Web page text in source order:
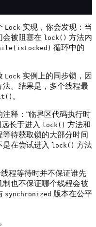
Lock 实现，你会发现：当
会被阻塞在 lock() 方法内
循环中的
Lock 实例上的同步锁，因
法。结果是，多个线程最
。
注释：“临界区代码执行时
长于进入 lock() 方法和
待获取锁的大部分时间
在尝试进入 lock() 方法
程等待时并不保证谁先
制也不保证哪个线程会被
synchronized 版本在公平